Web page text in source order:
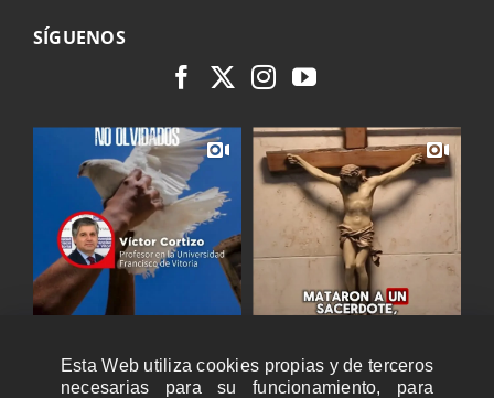
SÍGUENOS
Esta Web utiliza cookies propias y de terceros
necesarias para su funcionamiento, para